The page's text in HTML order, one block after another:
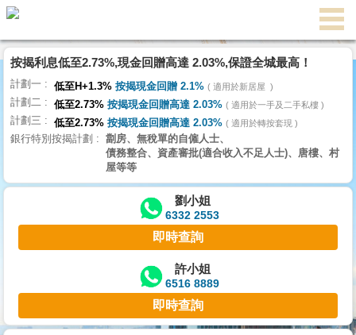
代
理
主
頁
搵
樓/
交
業
主
宅
按揭利息低至2.73%,現金回贈高達 2.03%,保證全城最高！
計劃一 低至H+1.3% 按揭現金回贈 2.1% 適用於新居屋
計劃二 低至2.73% 按揭現金回贈高達 2.03% 適用於一手及二手私樓
計劃三 低至2.73% 按揭現金回贈高達 2.03% 適用於轉按套現
銀行特別按揭計劃
劏房、無稅單的自僱人士、
債務整合、資產審批(適合收入不足人士)、唐樓、村
屋等等
劉小姐
6332 2553
即時查詢
許小姐
6516 8889
即時查詢